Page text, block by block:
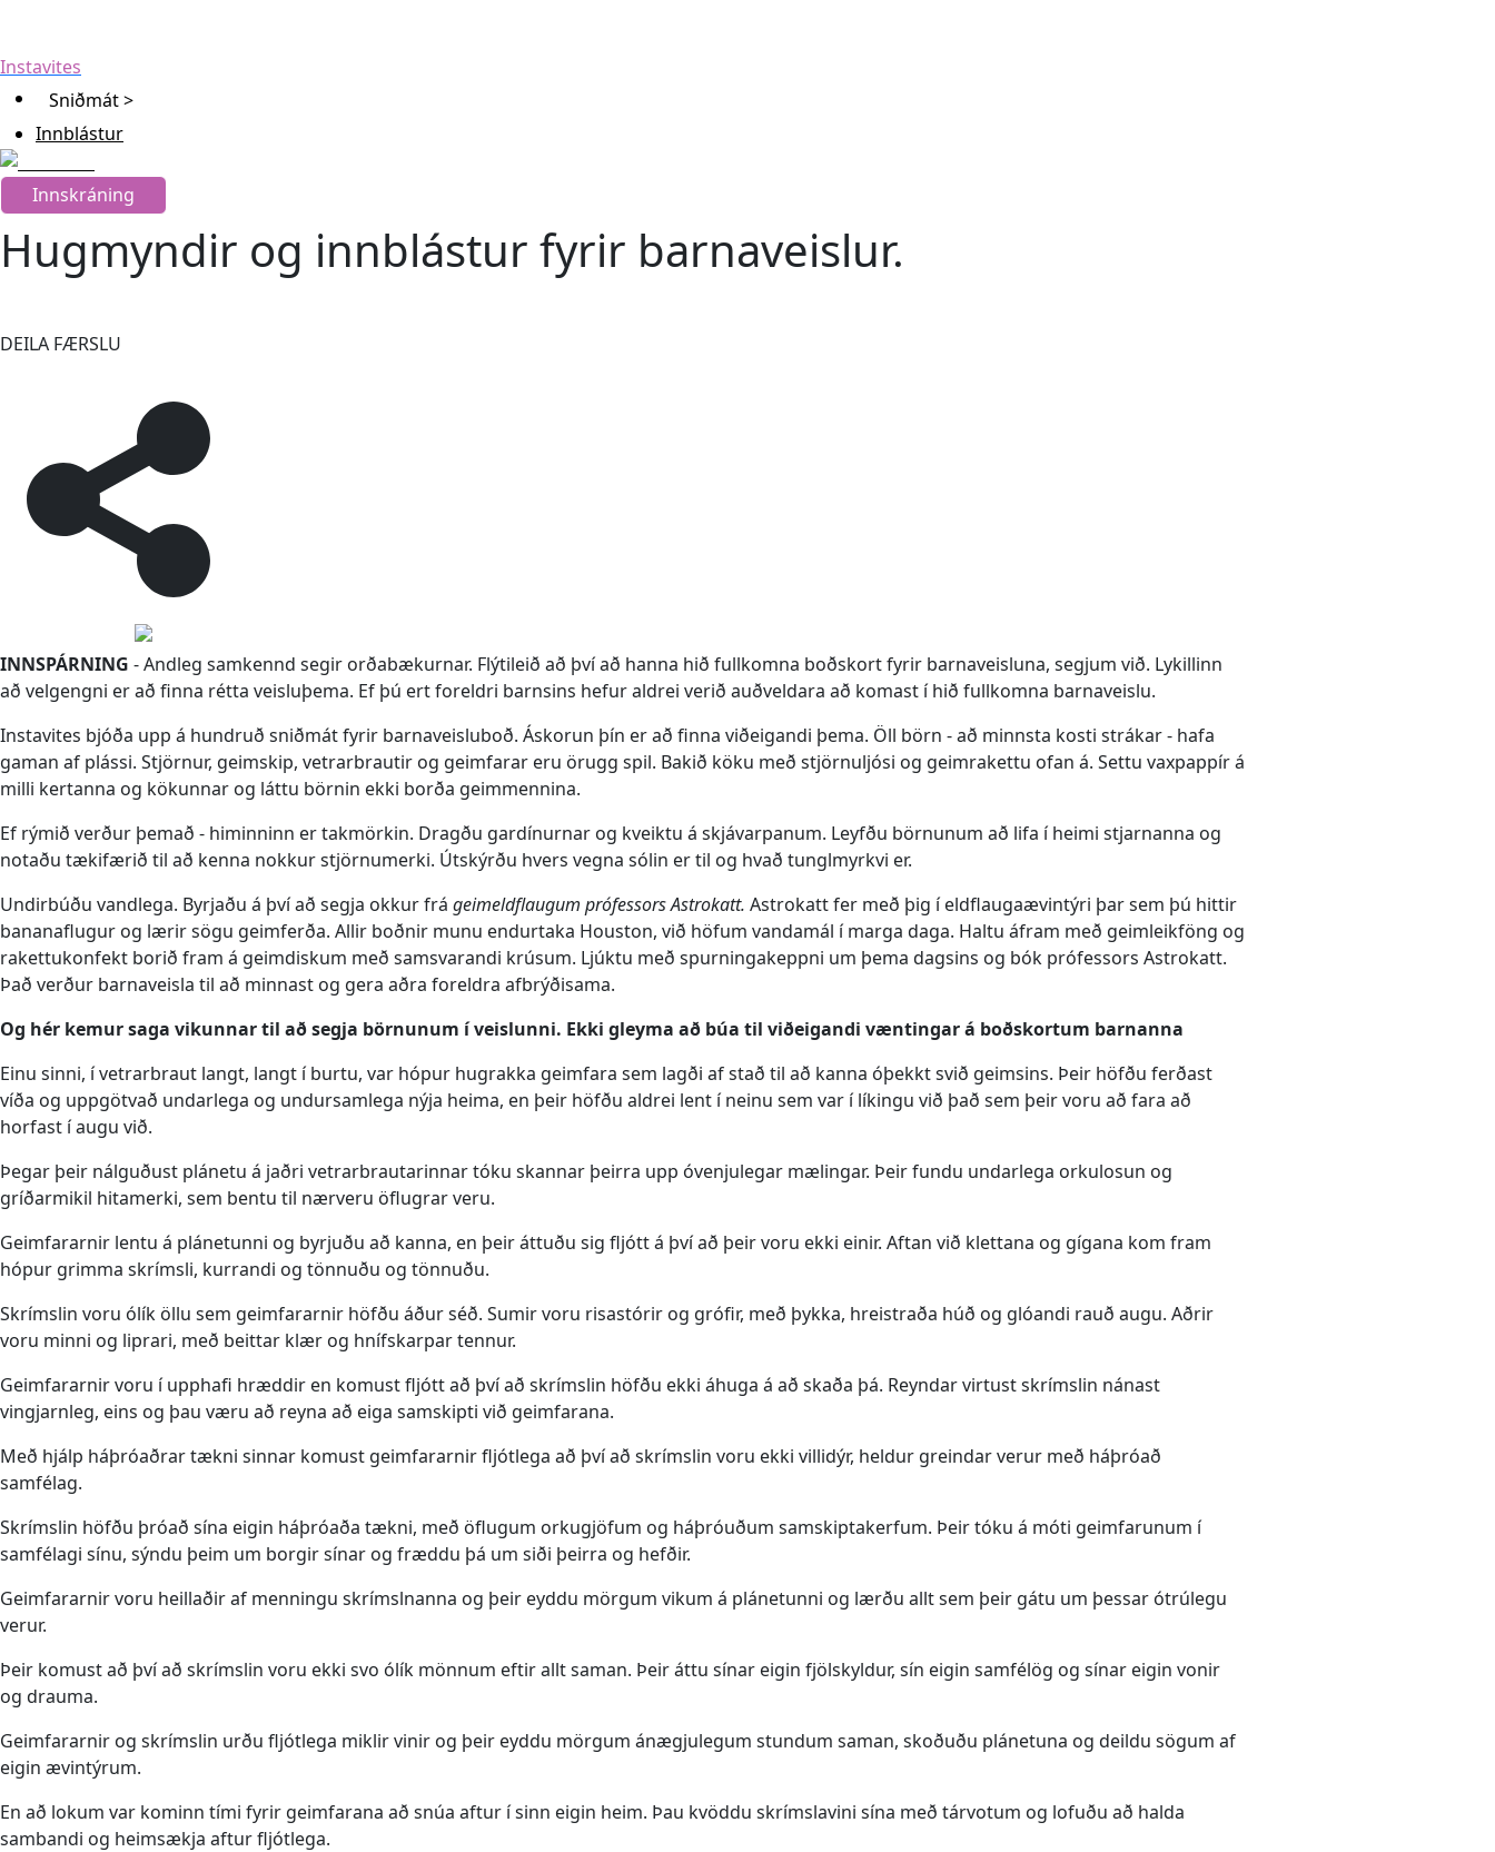
Instavites
Sniðmát >
Innblástur
Innskráning
Hugmyndir og innblástur fyrir barnaveislur.
DEILA FÆRSLU
INNSPÁRNING - Andleg samkennd segir orðabækurnar. Flýtileið að því að hanna hið fullkomna boðskort fyrir barnaveisluna, segjum við. Lykillinn
að velgengni er að finna rétta veisluþema. Ef þú ert foreldri barnsins hefur aldrei verið auðveldara að komast í hið fullkomna barnaveislu.
Instavites bjóða upp á hundruð sniðmát fyrir barnaveisluboð. Áskorun þín er að finna viðeigandi þema. Öll börn - að minnsta kosti strákar - hafa
gaman af plássi. Stjörnur, geimskip, vetrarbrautir og geimfarar eru örugg spil. Bakið köku með stjörnuljósi og geimrakettu ofan á. Settu vaxpappír á
milli kertanna og kökunnar og láttu börnin ekki borða geimmennina.
Ef rýmið verður þemað - himinninn er takmörkin. Dragðu gardínurnar og kveiktu á skjávarpanum. Leyfðu börnunum að lifa í heimi stjarnanna og
notaðu tækifærið til að kenna nokkur stjörnumerki. Útskýrðu hvers vegna sólin er til og hvað tunglmyrkvi er.
Undirbúðu vandlega. Byrjaðu á því að segja okkur frá geimeldflaugum prófessors Astrokatt. Astrokatt fer með þig í eldflaugaævintýri þar sem þú hittir
bananaflugur og lærir sögu geimferða. Allir boðnir munu endurtaka Houston, við höfum vandamál í marga daga. Haltu áfram með geimleikföng og
rakettukonfekt borið fram á geimdiskum með samsvarandi krúsum. Ljúktu með spurningakeppni um þema dagsins og bók prófessors Astrokatt.
Það verður barnaveisla til að minnast og gera aðra foreldra afbrýðisama.
Og hér kemur saga vikunnar til að segja börnunum í veislunni. Ekki gleyma að búa til viðeigandi væntingar á boðskortum barnanna
Einu sinni, í vetrarbraut langt, langt í burtu, var hópur hugrakka geimfara sem lagði af stað til að kanna óþekkt svið geimsins. Þeir höfðu ferðast
víða og uppgötvað undarlega og undursamlega nýja heima, en þeir höfðu aldrei lent í neinu sem var í líkingu við það sem þeir voru að fara að
horfast í augu við.
Þegar þeir nálguðust plánetu á jaðri vetrarbrautarinnar tóku skannar þeirra upp óvenjulegar mælingar. Þeir fundu undarlega orkulosun og
gríðarmikil hitamerki, sem bentu til nærveru öflugrar veru.
Geimfararnir lentu á plánetunni og byrjuðu að kanna, en þeir áttuðu sig fljótt á því að þeir voru ekki einir. Aftan við klettana og gígana kom fram
hópur grimma skrímsli, kurrandi og tönnuðu og tönnuðu.
Skrímslin voru ólík öllu sem geimfararnir höfðu áður séð. Sumir voru risastórir og grófir, með þykka, hreistraða húð og glóandi rauð augu. Aðrir
voru minni og liprari, með beittar klær og hnífskarpar tennur.
Geimfararnir voru í upphafi hræddir en komust fljótt að því að skrímslin höfðu ekki áhuga á að skaða þá. Reyndar virtust skrímslin nánast
vingjarnleg, eins og þau væru að reyna að eiga samskipti við geimfarana.
Með hjálp háþróaðrar tækni sinnar komust geimfararnir fljótlega að því að skrímslin voru ekki villidýr, heldur greindar verur með háþróað
samfélag.
Skrímslin höfðu þróað sína eigin háþróaða tækni, með öflugum orkugjöfum og háþróuðum samskiptakerfum. Þeir tóku á móti geimfarunum í
samfélagi sínu, sýndu þeim um borgir sínar og fræddu þá um siði þeirra og hefðir.
Geimfararnir voru heillaðir af menningu skrímslnanna og þeir eyddu mörgum vikum á plánetunni og lærðu allt sem þeir gátu um þessar ótrúlegu
verur.
Þeir komust að því að skrímslin voru ekki svo ólík mönnum eftir allt saman. Þeir áttu sínar eigin fjölskyldur, sín eigin samfélög og sínar eigin vonir
og drauma.
Geimfararnir og skrímslin urðu fljótlega miklir vinir og þeir eyddu mörgum ánægjulegum stundum saman, skoðuðu plánetuna og deildu sögum af
eigin ævintýrum.
En að lokum var kominn tími fyrir geimfarana að snúa aftur í sinn eigin heim. Þau kvöddu skrímslavini sína með tárvotum og lofuðu að halda
sambandi og heimsækja aftur fljótlega.